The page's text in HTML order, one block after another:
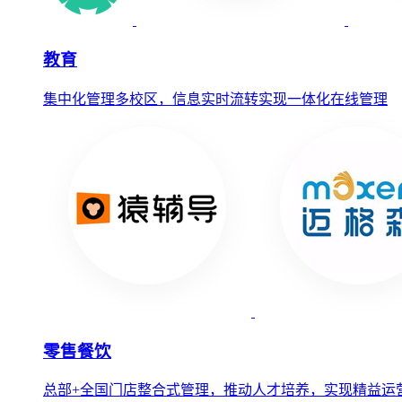
教育
集中化管理多校区，信息实时流转实现一体化在线管理
零售餐饮
总部+全国门店整合式管理，推动人才培养，实现精益运